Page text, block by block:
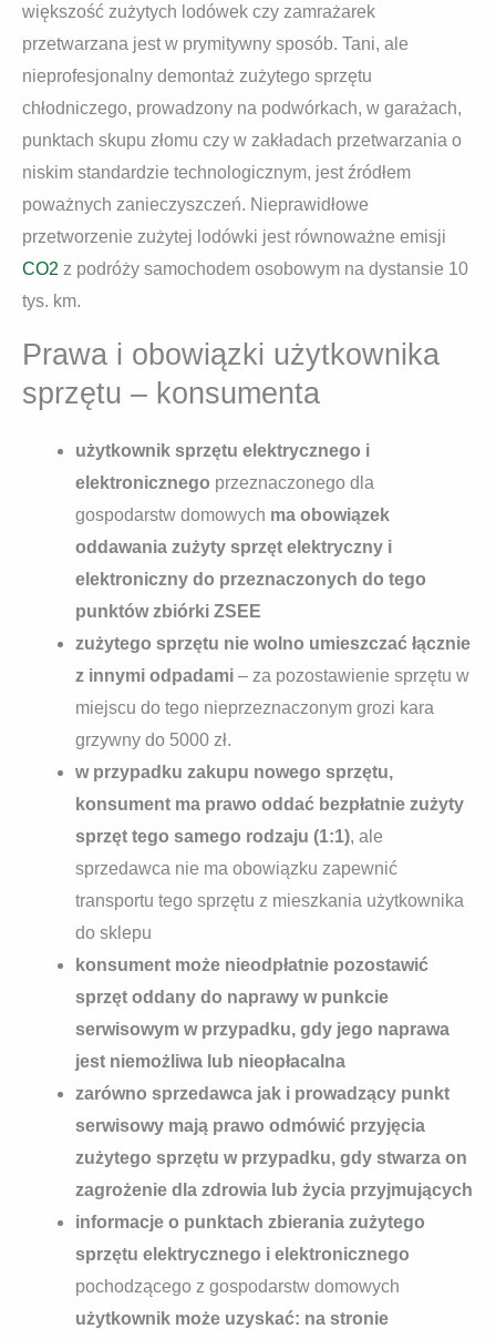
większość zużytych lodówek czy zamrażarek
przetwarzana jest w prymitywny sposób. Tani, ale
nieprofesjonalny demontaż zużytego sprzętu
chłodniczego, prowadzony na podwórkach, w garażach,
punktach skupu złomu czy w zakładach przetwarzania o
niskim standardzie technologicznym, jest źródłem
poważnych zanieczyszczeń. Nieprawidłowe
przetworzenie zużytej lodówki jest równoważne emisji
CO2 z podróży samochodem osobowym na dystansie 10
tys. km.
Prawa i obowiązki użytkownika
sprzętu – konsumenta
użytkownik sprzętu elektrycznego i
elektronicznego przeznaczonego dla
gospodarstw domowych ma obowiązek
oddawania zużyty sprzęt elektryczny i
elektroniczny do przeznaczonych do tego
punktów zbiórki ZSEE
zużytego sprzętu nie wolno umieszczać łącznie
z innymi odpadami – za pozostawienie sprzętu w
miejscu do tego nieprzeznaczonym grozi kara
grzywny do 5000 zł.
w przypadku zakupu nowego sprzętu,
konsument ma prawo oddać bezpłatnie zużyty
sprzęt tego samego rodzaju (1:1), ale
sprzedawca nie ma obowiązku zapewnić
transportu tego sprzętu z mieszkania użytkownika
do sklepu
konsument może nieodpłatnie pozostawić
sprzęt oddany do naprawy w punkcie
serwisowym w przypadku, gdy jego naprawa
jest niemożliwa lub nieopłacalna
zarówno sprzedawca jak i prowadzący punkt
serwisowy mają prawo odmówić przyjęcia
zużytego sprzętu w przypadku, gdy stwarza on
zagrożenie dla zdrowia lub życia przyjmujących
informacje o punktach zbierania zużytego
sprzętu elektrycznego i elektronicznego
pochodzącego z gospodarstw domowych
użytkownik może uzyskać: na stronie